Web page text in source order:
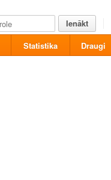
Ienākt
Statistika Draugi